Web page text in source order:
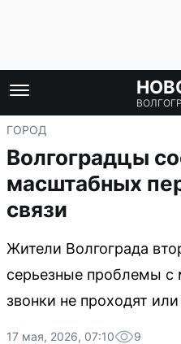
ГОРОД
Волгоградцы
масштабных
связи
Жители Волгограда
серьезные проблемы
звонки не проходят
17 мая, 2026, 07:10 9